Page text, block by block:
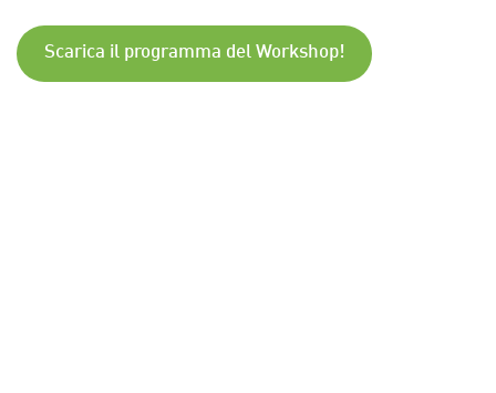
Scarica il programma del Workshop!